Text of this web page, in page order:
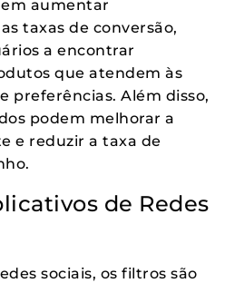
aumentar
taxas de conversão,
a encontrar
que atendem às
preferências. Além disso,
podem melhorar a
e reduzir a taxa de
de Redes
sociais, os filtros são